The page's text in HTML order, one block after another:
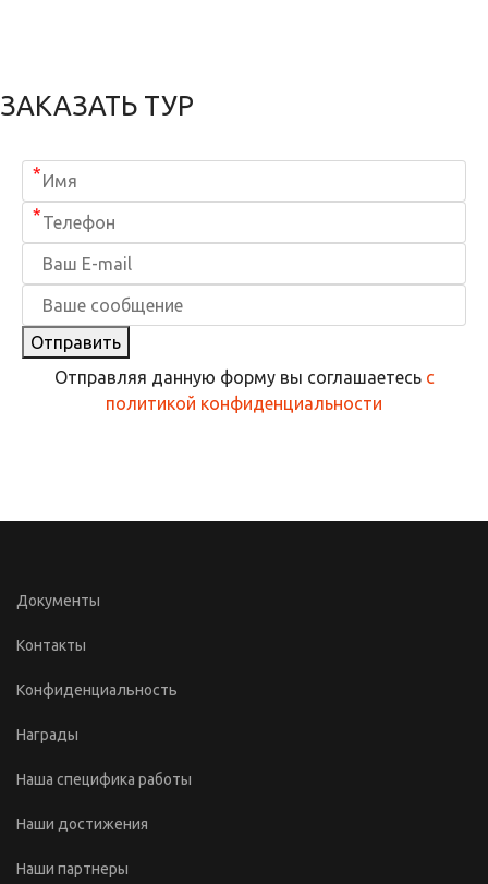
ЗАКАЗАТЬ ТУР
*
*
Отправить
Отправляя данную форму вы соглашаетесь с
политикой конфиденциальности
Документы
Контакты
Конфиденциальность
Награды
Наша специфика работы
Наши достижения
Наши партнеры